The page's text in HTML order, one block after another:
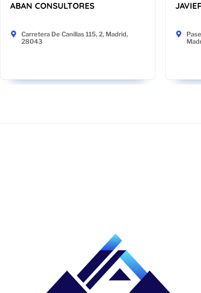
ABAN CONSULTORES
Carretera De Canillas 115, 2, Madrid,
28043